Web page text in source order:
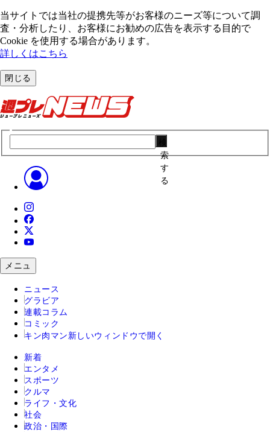
当サイトでは当社の提携先等がお客様のニーズ等について調
査・分析したり、お客様にお勧めの広告を表⽰する⽬的で
Cookie を使⽤する場合があります。
詳しくはこちら
閉じる
索
す
る
メニュ
ニュース
グラビア
連載コラム
コミック
キン肉マン 新しいウィンドウで開く
新着
エンタメ
スポーツ
クルマ
ライフ・文化
社会
政治・国際